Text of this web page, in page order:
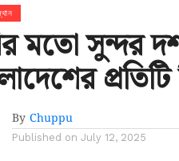
মতো সুন্দর
By Chuppu
Published on July 12, 2025